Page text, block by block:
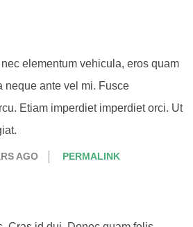
elementum vehicula, eros quam
neque ante vel mi. Fusce
Etiam imperdiet imperdiet orci. Ut
AGO PERMALINK